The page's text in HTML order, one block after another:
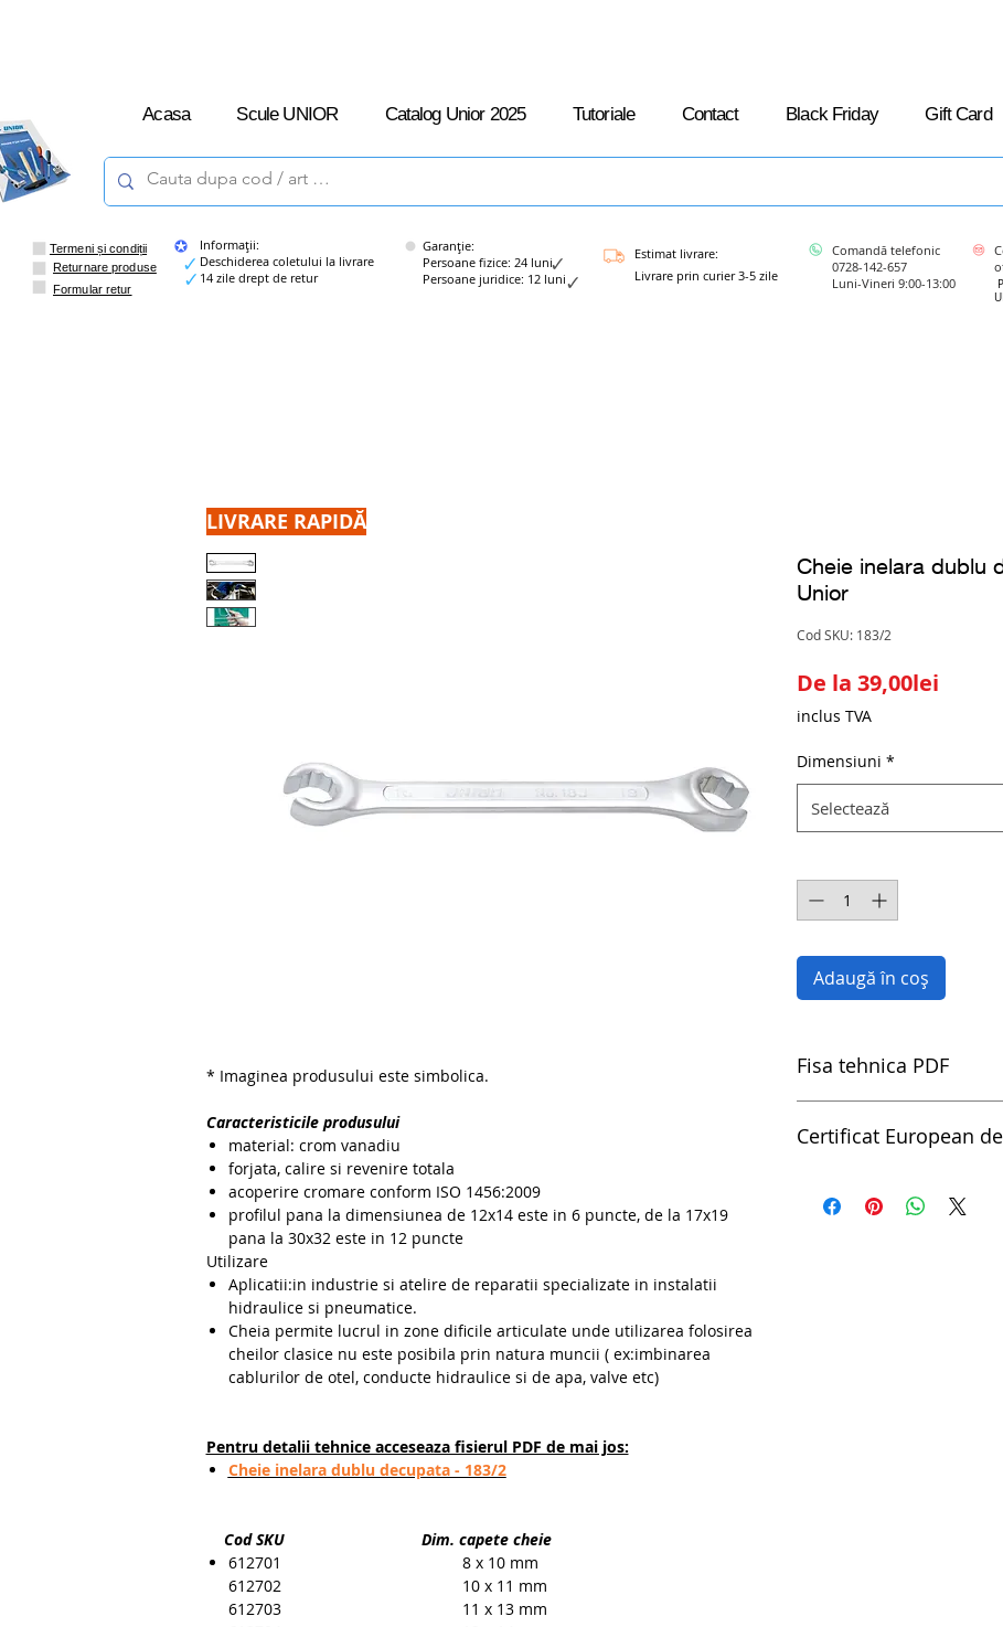
Acasa Scule UNIOR Catalog Unior 2025 Tutoriale Contact Black Friday Gift Card
Termeni și condiții
Returnare produse
Formular retur
Informații:
Deschiderea coletului la livrare
14 zile drept de retur
Garanție:
Persoane fizice: 24 luni
Persoane juridice: 12 luni
Estimat livrare:
Livrare prin curier 3-5 zile
Comandă telefonic
0728-142-657
Luni-Vineri 9:00-13:00
* Imaginea produsului este simbolica.
Caracteristicile produsului
material: crom vanadiu
forjata, calire si revenire totala
acoperire cromare conform ISO 1456:2009
profilul pana la dimensiunea de 12x14 este in 6 puncte, de la 17x19
pana la 30x32 este in 12 puncte
Utilizare
Aplicatii:in industrie si atelire de reparatii specializate in instalatii
hidraulice si pneumatice.
Cheia permite lucrul in zone dificile articulate unde utilizarea folosirea
cheilor clasice nu este posibila prin natura muncii ( ex:imbinarea
cablurilor de otel, conducte hidraulice si de apa, valve etc)
Pentru detalii tehnice acceseaza fisierul PDF de mai jos:
Cheie inelara dublu decupata - 183/2
Cod SKU Dim. capete cheie
612701
8 x 10 mm
612702
10 x 11 mm
612703
11 x 13 mm
Cheie inelara dublu
Unior
Cod SKU: 183/2
De la 39,00leiPreț
inclus TVA
Dimensiuni *
Selectează
Adaugă în coș
Fisa tehnica PDF
Certificat European
LIVRARE RAPIDĂ